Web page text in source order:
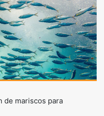
de mariscos para